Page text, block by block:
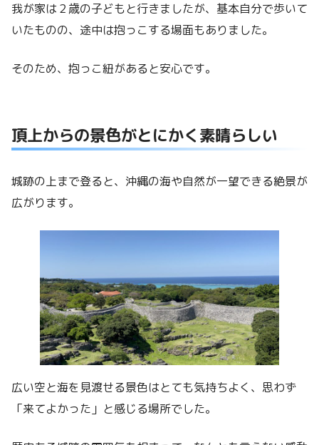
我が家は２歳の子どもと行きましたが、基本自分で歩いて
いたものの、途中は抱っこする場面もありました。
そのため、抱っこ紐があると安心です。
頂上からの景色がとにかく素晴らしい
城跡の上まで登ると、沖縄の海や自然が一望できる絶景が
広がります。
広い空と海を見渡せる景色はとても気持ちよく、思わず
「来てよかった」と感じる場所でした。